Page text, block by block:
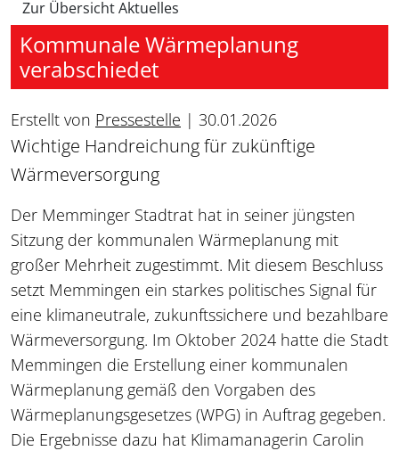
Zur Übersicht Aktuelles
Kommunale Wärmeplanung
verabschiedet
Erstellt von Pressestelle | 30.01.2026
Wichtige Handreichung für zukünftige
Wärmeversorgung
Der Memminger Stadtrat hat in seiner jüngsten
Sitzung der kommunalen Wärmeplanung mit
großer Mehrheit zugestimmt. Mit diesem Beschluss
setzt Memmingen ein starkes politisches Signal für
eine klimaneutrale, zukunftssichere und bezahlbare
Wärmeversorgung. Im Oktober 2024 hatte die Stadt
Memmingen die Erstellung einer kommunalen
Wärmeplanung gemäß den Vorgaben des
Wärmeplanungsgesetzes (WPG) in Auftrag gegeben.
Die Ergebnisse dazu hat Klimamanagerin Carolin